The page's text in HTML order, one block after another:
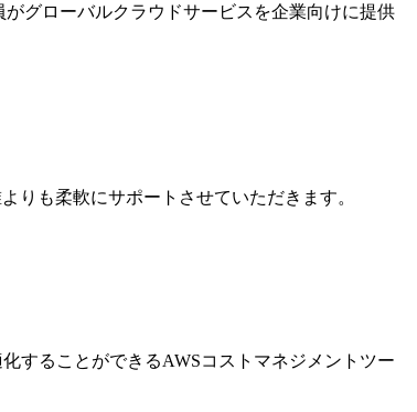
グローバルクラウドサービスを企業向けに提供
りも柔軟にサポートさせていただきます。
することができるAWSコストマネジメントツー